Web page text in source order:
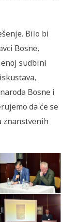
Bilo bi
Bosne,
sudbini
Bosne i
da će se
znanstvenih